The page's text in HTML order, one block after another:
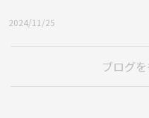
2024/11/25
ブログ